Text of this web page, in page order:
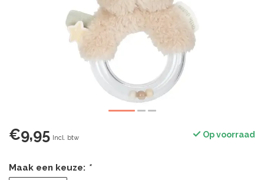
€9,95 Incl. btw Op voorraad
Maak een keuze: *